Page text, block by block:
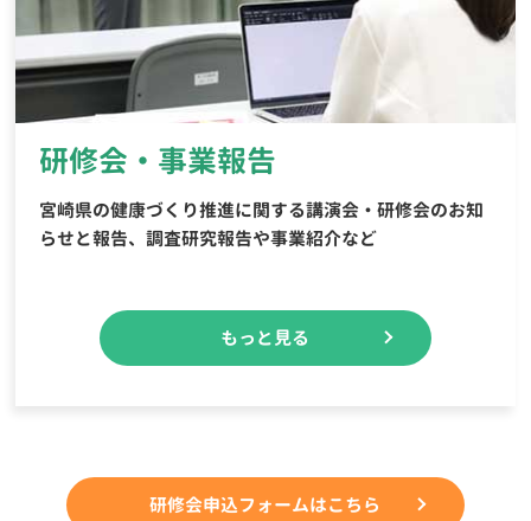
研修会・事業報告
宮崎県の健康づくり推進に関する講演会・研修会のお知
らせと報告、調査研究報告や事業紹介など
もっと見る
研修会申込フォームはこちら